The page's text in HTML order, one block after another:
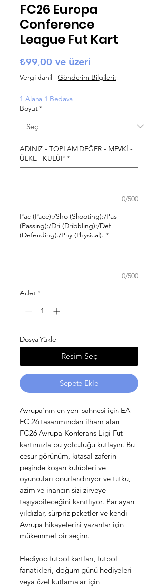
FC26 Europa
Conference
League Fut Kart
₺99,00 ve üzeri
Vergi dahil | Gönderim Bilgileri:
1 Alana 1 Bedava
Boyut *
ADINIZ - TOPLAM DEĞER - MEVKİ -
ÜLKE - KULÜP *
0/500
Pac (Pace):/Sho (Shooting):/Pas
(Passing):/Dri (Dribbling):/Def
(Defending):/Phy (Physical): *
0/500
Adet *
Dosya Yükle
Resim Seç
Sepete Ekle
Avrupa'nın en yeni sahnesi için EA
FC 26 tasarımından ilham alan
FC26 Avrupa Konferans Ligi Fut
kartımızla bu yolculuğu kutlayın. Bu
cesur görünüm, kıtasal zaferin
peşinde koşan kulüpleri ve
oyuncuları onurlandırıyor ve tutku,
azim ve inancın sizi zirveye
taşıyabileceğini kanıtlıyor. Parlayan
yıldızlar, sürpriz paketler ve kendi
Avrupa hikayelerini yazanlar için
mükemmel bir seçim.
Hediyoo futbol kartları, futbol
fanatikleri, doğum günü hediyeleri
veya özel kutlamalar için